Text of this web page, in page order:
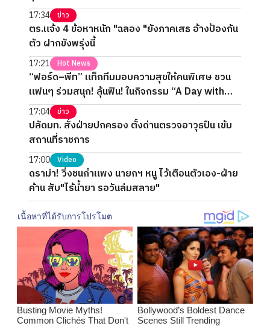
17:34 ข่าว
ตร.แจ้ง 4 ข้อหาหนัก "ฉลอง "ยังภาคเสธ อ้างป้องกัน
ตัว ฝากขังพรุ่งนี้
17:21 Hot News
“ฟอร์ด–พีท” แท็กทีมมอบความสุขให้คนพิเศษ ชวน
แฟนๆ ร่วมสนุก! ลุ้นฟิน! ในกิจกรรม “A Day with
FORTPEAT Exclusive Fan Meet”
17:04 ข่าว
ปลัดมท. สั่งฝ่ายปกครอง ตั้งด่านตรวจอาวุธปืน เข้ม
สถานที่ราชการ
17:00 Video
ดราม่า! วิ่งชนกำแพง นายกฯ หนู ไว้เตือนตัวเอง-ฝ่าย
ค้าน สับ"ไร้น้ำยา รอวันล่มสลาย"